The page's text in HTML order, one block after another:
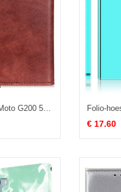
Bescherming Hoesje voor Moto G200 5G Folio-hoesje Lychee Gespleten Lederen Textuur
€ 17.60